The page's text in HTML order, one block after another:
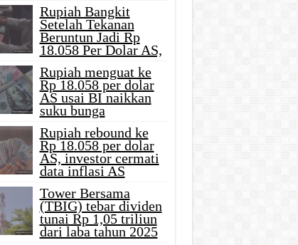
Rupiah Bangkit
Setelah Tekanan
Beruntun Jadi Rp
18.058 Per Dolar AS,
Rupiah menguat ke
Rp 18.058 per dolar
AS usai BI naikkan
suku bunga
Rupiah rebound ke
Rp 18.058 per dolar
AS, investor cermati
data inflasi AS
Tower Bersama
(TBIG) tebar dividen
tunai Rp 1,05 triliun
dari laba tahun 2025